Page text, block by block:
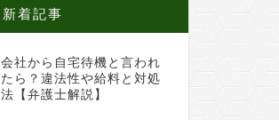
新着記事
会社から自宅待機と言われ
たら？違法性や給料と対処
法【弁護士解説】